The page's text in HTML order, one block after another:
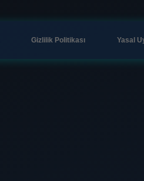
Gizlilik Politikası Yasal